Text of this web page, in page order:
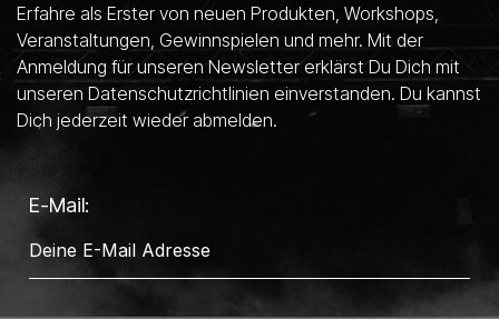
Erfahre als Erster von neuen Produkten, Workshops,
Veranstaltungen, Gewinnspielen und mehr. Mit der
Anmeldung für unseren Newsletter erklärst Du Dich mit
unseren Datenschutzrichtlinien einverstanden. Du kannst
Dich jederzeit wieder abmelden.
E-Mail: